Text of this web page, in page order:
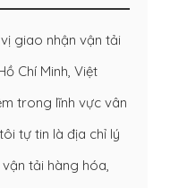
giao nhận vận tải
Chí Minh, Việt
trong lĩnh vực vân
tự tin là địa chỉ lý
tải hàng hóa,